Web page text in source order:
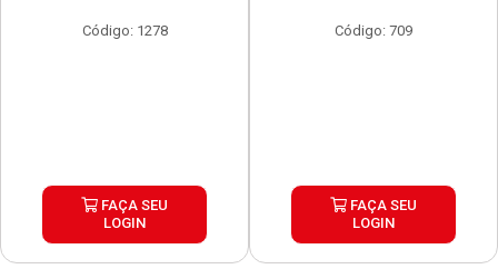
Código: 1278
FAÇA SEU
LOGIN
Código: 709
FAÇA SEU
LOGIN